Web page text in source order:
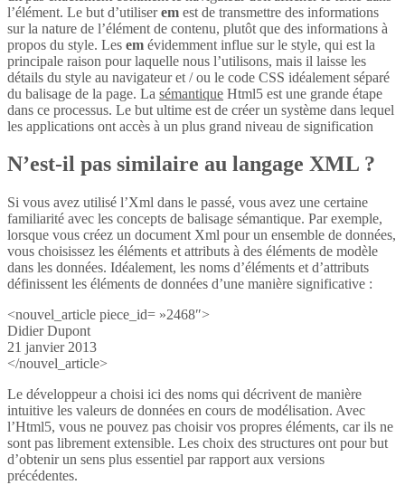
l’élément. Le but d’utiliserem est de transmettre des informations
sur la nature de l’élément de contenu, plutôt que des informations à
propos du style. Les em évidemment influe sur le style, qui est la
principale raison pour laquelle nous l’utilisons, mais il laisse les
détails du style au navigateur et / ou le code CSS idéalement séparé
du balisage de la page. La sémantique Html5 est une grande étape
dans ce processus. Le but ultime est de créer un système dans lequel
les applications ont accès à un plus grand niveau de signification
N’est-il pas similaire au langage XML ?
Si vous avez utilisé l’Xml dans le passé, vous avez une certaine
familiarité avec les concepts de balisage sémantique. Par exemple,
lorsque vous créez un document Xml pour un ensemble de données,
vous choisissez les éléments et attributs à des éléments de modèle
dans les données. Idéalement, les noms d’éléments et d’attributs
définissent les éléments de données d’une manière significative :
<nouvel_article piece_id= »2468″>
Didier Dupont
21 janvier 2013
</nouvel_article>
Le développeur a choisi ici des noms qui décrivent de manière
intuitive les valeurs de données en cours de modélisation. Avec
l’Html5, vous ne pouvez pas choisir vos propres éléments, car ils ne
sont pas librement extensible. Les choix des structures ont pour but
d’obtenir un sens plus essentiel par rapport aux versions
précédentes.